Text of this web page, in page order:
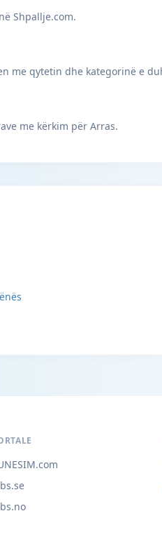
Shpallje.com.
me qytetin dhe kategorinë e
me kërkim për Arras.